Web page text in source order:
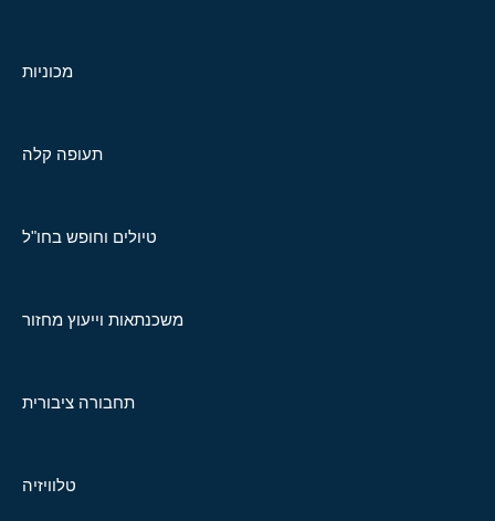
מכוניות
תעופה קלה
טיולים וחופש בחו"ל
משכנתאות וייעוץ מחזור
תחבורה ציבורית
טלוויזיה